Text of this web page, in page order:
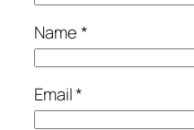
Name*
Email*